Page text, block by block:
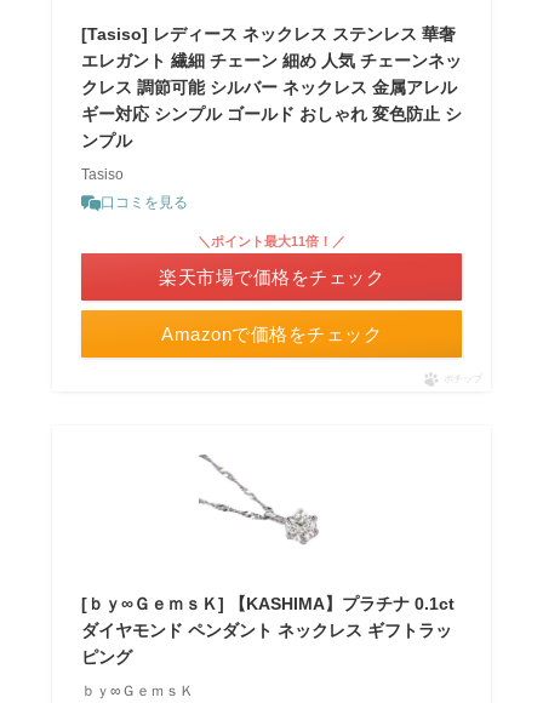
[Tasiso] レディース ネックレス ステンレス 華奢
エレガント 繊細 チェーン 細め 人気 チェーンネッ
クレス 調節可能 シルバー ネックレス 金属アレル
ギー対応 シンプル ゴールド おしゃれ 変色防止 シ
ンプル
Tasiso
口コミを見る
Amazonで価格をチェック
＼ポイント最大11倍！／
楽天市場で価格をチェック
ポチップ
[ｂｙ∞ＧｅｍｓＫ] 【KASHIMA】プラチナ 0.1ct
ダイヤモンド ペンダント ネックレス ギフトラッ
ピング
ｂｙ∞ＧｅｍｓＫ